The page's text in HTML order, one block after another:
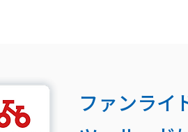
ファンライ